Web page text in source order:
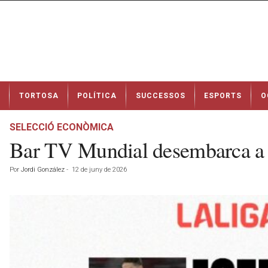
t
TORTOSA POLÍTICA SUCCESSOS ESPORTS
SELECCIÓ ECONÒMICA
Bar TV Mundial desembarca
Por Jordi González - 12 de juny de 2026